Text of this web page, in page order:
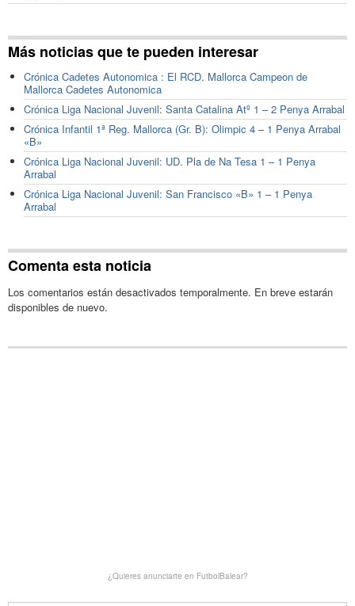
Más noticias que te pueden interesar
Crónica Cadetes Autonomica : El RCD. Mallorca Campeon de
Mallorca Cadetes Autonomica
Crónica Liga Nacional Juvenil: Santa Catalina Atº 1 – 2 Penya Arrabal
Crónica Infantil 1ª Reg. Mallorca (Gr. B): Olimpic 4 – 1 Penya Arrabal
«B»
Crónica Liga Nacional Juvenil: UD. Pla de Na Tesa 1 – 1 Penya
Arrabal
Crónica Liga Nacional Juvenil: San Francisco «B» 1 – 1 Penya
Arrabal
Comenta esta noticia
Los comentarios están desactivados temporalmente. En breve estarán
disponibles de nuevo.
¿Quieres anunciarte en FutbolBalear?